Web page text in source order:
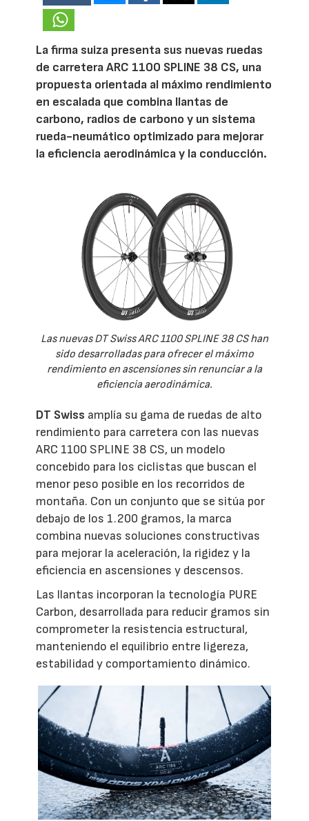
La firma suiza presenta sus nuevas ruedas
de carretera ARC 1100 SPLINE 38 CS, una
propuesta orientada al máximo rendimiento
en escalada que combina llantas de
carbono, radios de carbono y un sistema
rueda-neumático optimizado para mejorar
la eficiencia aerodinámica y la conducción.
Las nuevas DT Swiss ARC 1100 SPLINE 38 CS han
sido desarrolladas para ofrecer el máximo
rendimiento en ascensiones sin renunciar a la
eficiencia aerodinámica.
DT Swiss amplía su gama de ruedas de alto
rendimiento para carretera con las nuevas
ARC 1100 SPLINE 38 CS, un modelo
concebido para los ciclistas que buscan el
menor peso posible en los recorridos de
montaña. Con un conjunto que se sitúa por
debajo de los 1.200 gramos, la marca
combina nuevas soluciones constructivas
para mejorar la aceleración, la rigidez y la
eficiencia en ascensiones y descensos.
Las llantas incorporan la tecnología PURE
Carbon, desarrollada para reducir gramos sin
comprometer la resistencia estructural,
manteniendo el equilibrio entre ligereza,
estabilidad y comportamiento dinámico.